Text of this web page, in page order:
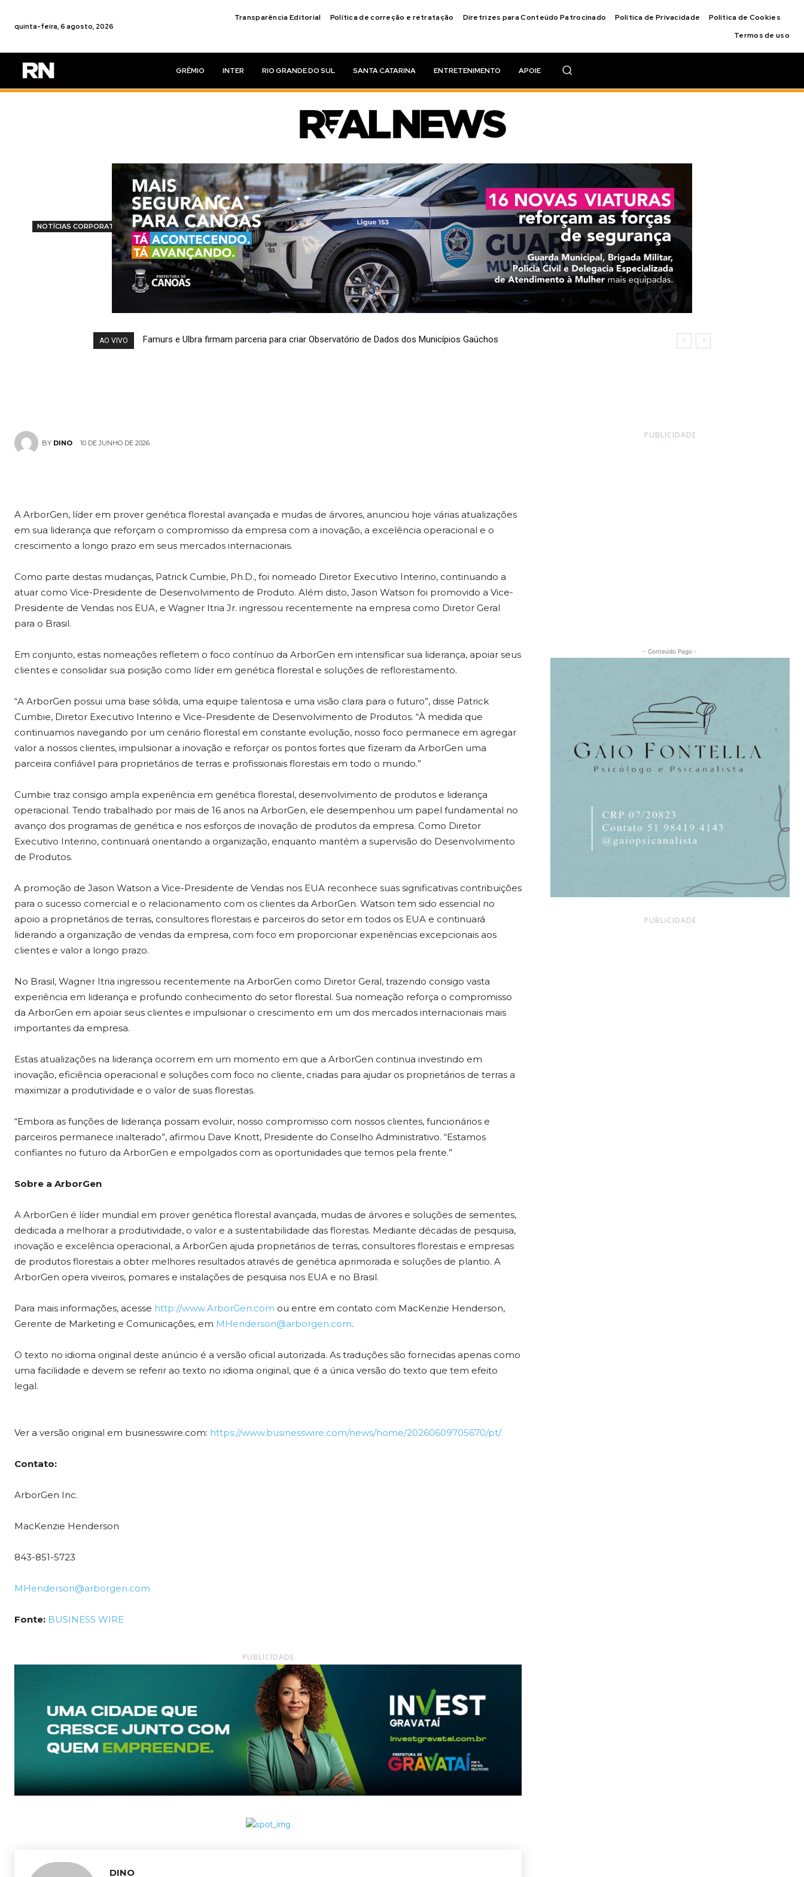
quinta-feira, 6 agosto, 2026
Transparência Editorial Política de correção e retratação Diretrizes para Conteúdo Patrocinado Política de Privacidade
Política de Cookies
Termos de uso
GRÊMIO INTER RIO GRANDE DO SUL SANTA CATARINA ENTRETENIMENTO APOIE
AO VIVO Famurs e Ulbra firmam parceria para criar Observatório de Dados dos Municípios Gaúchos
NOTÍCIAS CORPORATIVAS
ArborGen fortalece sua equipe de
liderança mundial para apoiar a
continuidade do crescimento e da
BY DINO 10 DE JUNHO DE 2026
A ArborGen, líder em prover genética florestal avançada e mudas de árvores, anunciou hoje várias atualizações
em sua liderança que reforçam o compromisso da empresa com a inovação, a excelência operacional e o
crescimento a longo prazo em seus mercados internacionais.
Como parte destas mudanças, Patrick Cumbie, Ph.D., foi nomeado Diretor Executivo Interino, continuando a
atuar como Vice-Presidente de Desenvolvimento de Produto. Além disto, Jason Watson foi promovido a Vice-
Presidente de Vendas nos EUA, e Wagner Itria Jr. ingressou recentemente na empresa como Diretor Geral
para o Brasil.
Em conjunto, estas nomeações refletem o foco contínuo da ArborGen em intensificar sua liderança, apoiar seus
clientes e consolidar sua posição como líder em genética florestal e soluções de reflorestamento.
“A ArborGen possui uma base sólida, uma equipe talentosa e uma visão clara para o futuro”, disse Patrick
Cumbie, Diretor Executivo Interino e Vice-Presidente de Desenvolvimento de Produtos. “À medida que
continuamos navegando por um cenário florestal em constante evolução, nosso foco permanece em agregar
valor a nossos clientes, impulsionar a inovação e reforçar os pontos fortes que fizeram da ArborGen uma
parceira confiável para proprietários de terras e profissionais florestais em todo o mundo.”
Cumbie traz consigo ampla experiência em genética florestal, desenvolvimento de produtos e liderança
operacional. Tendo trabalhado por mais de 16 anos na ArborGen, ele desempenhou um papel fundamental no
avanço dos programas de genética e nos esforços de inovação de produtos da empresa. Como Diretor
Executivo Interino, continuará orientando a organização, enquanto mantém a supervisão do Desenvolvimento
de Produtos.
A promoção de Jason Watson a Vice-Presidente de Vendas nos EUA reconhece suas significativas contribuições
para o sucesso comercial e o relacionamento com os clientes da ArborGen. Watson tem sido essencial no
apoio a proprietários de terras, consultores florestais e parceiros do setor em todos os EUA e continuará
liderando a organização de vendas da empresa, com foco em proporcionar experiências excepcionais aos
clientes e valor a longo prazo.
No Brasil, Wagner Itria ingressou recentemente na ArborGen como Diretor Geral, trazendo consigo vasta
experiência em liderança e profundo conhecimento do setor florestal. Sua nomeação reforça o compromisso
da ArborGen em apoiar seus clientes e impulsionar o crescimento em um dos mercados internacionais mais
importantes da empresa.
Estas atualizações na liderança ocorrem em um momento em que a ArborGen continua investindo em
inovação, eficiência operacional e soluções com foco no cliente, criadas para ajudar os proprietários de terras a
maximizar a produtividade e o valor de suas florestas.
“Embora as funções de liderança possam evoluir, nosso compromisso com nossos clientes, funcionários e
parceiros permanece inalterado”, afirmou Dave Knott, Presidente do Conselho Administrativo. “Estamos
confiantes no futuro da ArborGen e empolgados com as oportunidades que temos pela frente.”
Sobre a ArborGen
A ArborGen é líder mundial em prover genética florestal avançada, mudas de árvores e soluções de sementes,
dedicada a melhorar a produtividade, o valor e a sustentabilidade das florestas. Mediante décadas de pesquisa,
inovação e excelência operacional, a ArborGen ajuda proprietários de terras, consultores florestais e empresas
de produtos florestais a obter melhores resultados através de genética aprimorada e soluções de plantio. A
ArborGen opera viveiros, pomares e instalações de pesquisa nos EUA e no Brasil.
Para mais informações, acesse http://www.ArborGen.com ou entre em contato com MacKenzie Henderson,
Gerente de Marketing e Comunicações, em MHenderson@arborgen.com.
O texto no idioma original deste anúncio é a versão oficial autorizada. As traduções são fornecidas apenas como
uma facilidade e devem se referir ao texto no idioma original, que é a única versão do texto que tem efeito
legal.
Ver a versão original em businesswire.com: https://www.businesswire.com/news/home/20260609705670/pt/
Contato:
ArborGen Inc.
MacKenzie Henderson
843-851-5723
MHenderson@arborgen.com
Fonte: BUSINESS WIRE
PUBLICIDADE
DINO
PUBLICIDADE
- Conteúdo Pago -
PUBLICIDADE